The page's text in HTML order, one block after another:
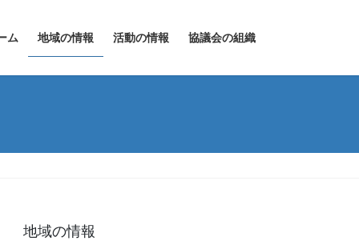
ム 地域の情報 活動の情報 協議会の組織
地域の情報